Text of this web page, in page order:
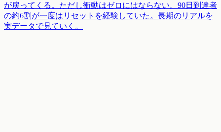
が戻ってくる。ただし衝動はゼロにはならない。90日到達者
の約6割が一度はリセットを経験していた。長期のリアルを
実データで見ていく。